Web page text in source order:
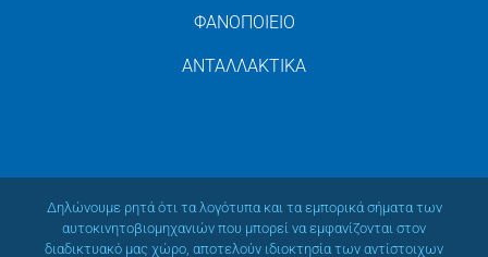
ΦΑΝΟΠΟΙΕΙΟ
ΑΝΤΑΛΛΑΚΤΙΚΑ
Δηλώνουμε ρητά ότι τα λογότυπα και τα εμπορικά σήματα των
αυτοκινητοβιομηχανιών που μπορεί να εμφανίζονται στον
διαδικτυακό μας χώρο, αποτελούν ιδιοκτησία των αντίστοιχων